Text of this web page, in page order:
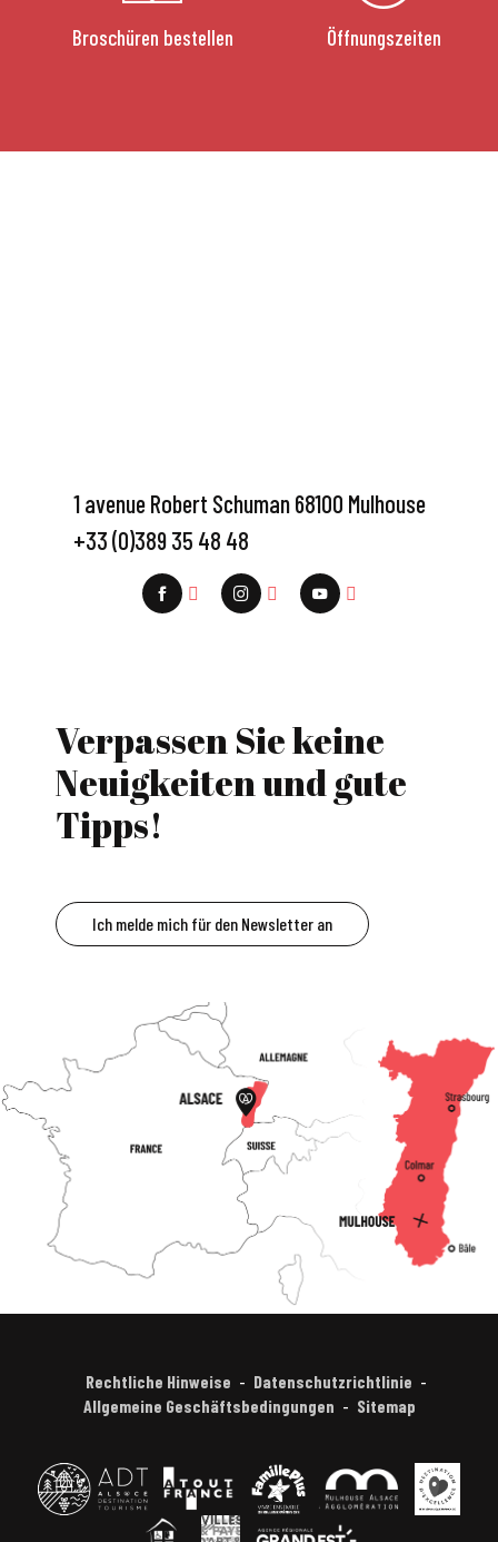
Broschüren bestellen Öffnungszeiten
1 avenue Robert Schuman 68100 Mulhouse
+33 (0)389 35 48 48
Verpassen Sie keine
Neuigkeiten und gute
Tipps!
Ich melde mich für den Newsletter an
Rechtliche Hinweise
Datenschutzrichtlinie
Allgemeine Geschäftsbedingungen
Sitemap